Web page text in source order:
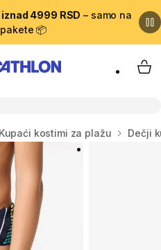
4999 RSD – samo na
📦
My
Kupaći kostimi za plažu Dečji